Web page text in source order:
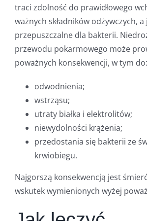
traci zdolność do prawidłowego
ważnych składników odżywczych,
przepuszczalne dla bakterii.
przewodu pokarmowego może
poważnych konsekwencji, w tym do:
odwodnienia;
wstrząsu;
utraty białka i elektrolitów;
niewydolności krążenia;
przedostania się bakterii ze
krwiobiegu.
Najgorszą konsekwencją jest
wskutek wymienionych wyżej